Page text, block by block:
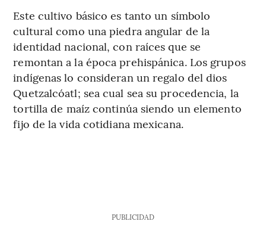
Este cultivo básico es tanto un símbolo
cultural como una piedra angular de la
identidad nacional, con raíces que se
remontan a la época prehispánica. Los grupos
indígenas lo consideran un regalo del dios
Quetzalcóatl; sea cual sea su procedencia, la
tortilla de maíz continúa siendo un elemento
fijo de la vida cotidiana mexicana.
PUBLICIDAD